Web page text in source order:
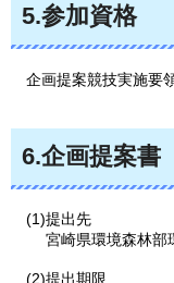
5.参加資格
企画提案競技実施要
6.企画提案書
(1)提出先
宮崎県環境森林部
(2)提出期限